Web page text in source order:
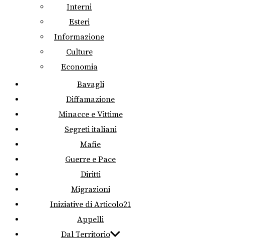
Interni
Esteri
Informazione
Culture
Economia
Bavagli
Diffamazione
Minacce e Vittime
Segreti italiani
Mafie
Guerre e Pace
Diritti
Migrazioni
Iniziative di Articolo21
Appelli
Dal Territorio